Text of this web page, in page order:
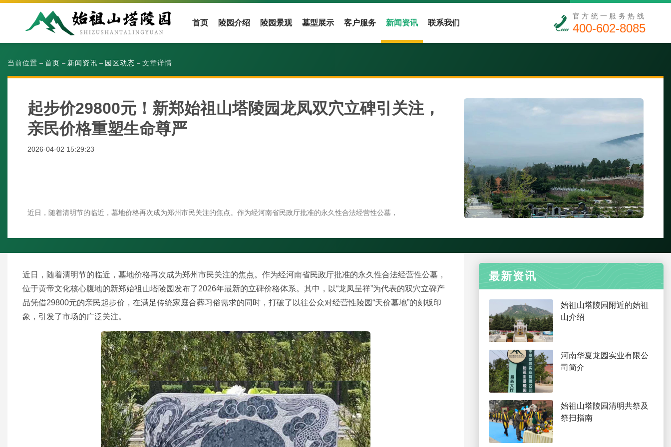
首页 陵园介绍 陵园景观 墓型展示 客户服务 新闻资讯 联系我们
官方统一服务热线
400-602-8085
当前位置 首页 新闻资讯 园区动态 文章详情
起步价29800元！新郑始祖山塔陵园龙凤双穴立碑引关注，
亲民价格重塑生命尊严
2026-04-02 15:29:23
近日，随着清明节的临近，墓地价格再次成为郑州市民关注的焦点。作为经河南省民政厅批准的永久性合法经营性公墓，
近日，随着清明节的临近，墓地价格再次成为郑州市民关注的焦点。作为经河南省民政厅批准的永久性合法经营性公墓，
位于黄帝文化核心腹地的新郑始祖山塔陵园发布了2026年最新的立碑价格体系。其中，以“龙凤呈祥”为代表的双穴立碑产
品凭借29800元的亲民起步价，在满足传统家庭合葬习俗需求的同时，打破了以往公众对经营性陵园“天价墓地”的刻板印
象，引发了市场的广泛关注。
最新资讯
始祖山塔陵园附近的始祖
山介绍
河南华夏龙园实业有限公
司简介
始祖山塔陵园清明共祭及
祭扫指南